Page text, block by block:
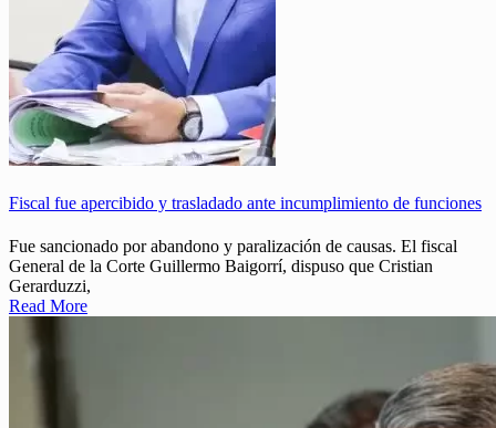
Fiscal fue apercibido y trasladado ante incumplimiento de funciones
Fue sancionado por abandono y paralización de causas. El fiscal
General de la Corte Guillermo Baigorrí, dispuso que Cristian
Gerarduzzi,
Read More